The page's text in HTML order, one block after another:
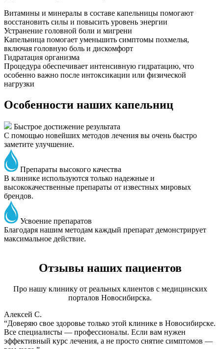
Витамины и минералы в составе капельницы помогают
восстановить силы и повысить уровень энергии
Устранение головной боли и мигрени
Капельница помогает уменьшить симптомы похмелья,
включая головную боль и дискомфорт
Гидратация организма
Процедура обеспечивает интенсивную гидратацию, что
особенно важно после интоксикации или физической
нагрузки
Особенности наших капельниц
Быстрое достижение результата
С помощью новейших методов лечения вы очень быстро
заметите улучшение.
Препараты высокого качества
В клинике используются только надежные и
высококачественные препараты от известных мировых
брендов.
Усвоение препаратов
Благодаря нашим методам каждый препарат демонстрирует
максимальное действие.
Отзывы наших пациентов
Про нашу клинику от реальных клиентов с медицинских
порталов Новосибирска.
Алексей С.
“Доверяю свое здоровье только этой клинике в Новосибирске.
Все специалисты — профессионалы. Если вам нужен
эффективный курс лечения, а не просто снятие симптомов —